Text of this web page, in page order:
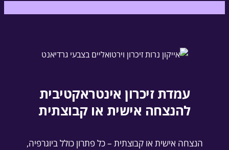
עמדת זיכרון אינטראקטיבית
להנצחה אישית או קבוצתית
הנצחה אישית או קבוצתית – כל פתרון כולל ביוגרפיה,